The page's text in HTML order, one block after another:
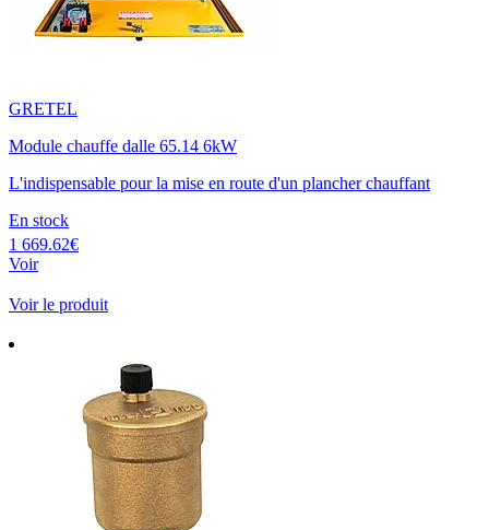
GRETEL
Module chauffe dalle 65.14 6kW
L'indispensable pour la mise en route d'un plancher chauffant
En stock
1 669.62€
Voir
Voir le produit